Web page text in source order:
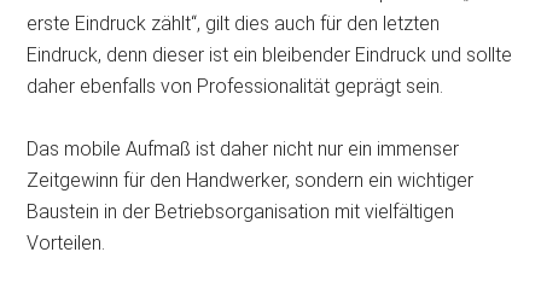
erste Eindruck zählt“, gilt dies auch für den letzten
Eindruck, denn dieser ist ein bleibender Eindruck und sollte
daher ebenfalls von Professionalität geprägt sein.
Das mobile Aufmaß ist daher nicht nur ein immenser
Zeitgewinn für den Handwerker, sondern ein wichtiger
Baustein in der Betriebsorganisation mit vielfältigen
Vorteilen.